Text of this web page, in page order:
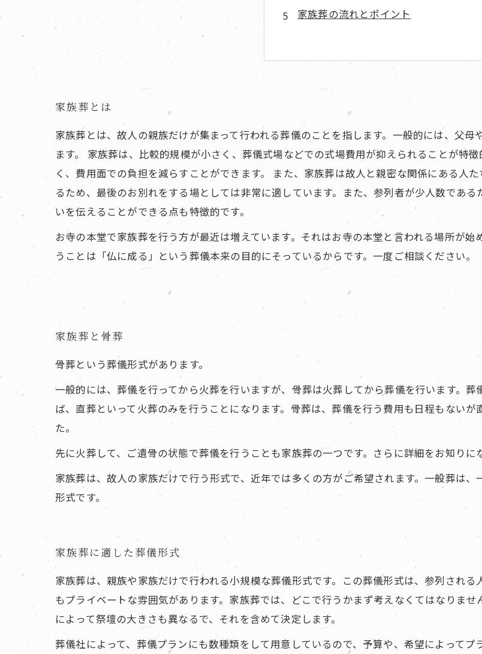
家族葬の流れとポイント
家族葬とは
家族葬とは、故人の親族だけが集まって行われる葬儀のことを指します。一般的には、父
ます。 家族葬は、比較的規模が小さく、葬儀式場などでの式場費用が抑えられることが特
く、費用面での負担を減らすことができます。 また、家族葬は故人と親密な関係にある人
るため、最後のお別れをする場としては非常に適しています。また、参列者が少人数であ
いを伝えることができる点も特徴的です。
お寺の本堂で家族葬を行う方が最近は増えています。それはお寺の本堂と言われる場所が
うことは「仏に成る」という葬儀本来の目的にそっているからです。一度ご相談ください。
家族葬と骨葬
骨葬という葬儀形式があります。
一般的には、葬儀を行ってから火葬を行いますが、骨葬は火葬してから葬儀を行います。
ば、直葬といって火葬のみを行うことになります。骨葬は、葬儀を行う費用も日程もない
た。
先に火葬して、ご遺骨の状態で葬儀を行うことも家族葬の一つです。さらに詳細をお知りに
家族葬は、故人の家族だけで行う形式で、近年では多くの方がご希望されます。一般葬は
形式です。
家族葬に適した葬儀形式
家族葬は、親族や家族だけで行われる小規模な葬儀形式です。この葬儀形式は、参列され
もプライベートな雰囲気があります。家族葬では、どこで行うかまず考えなくてはなりま
によって祭壇の大きさも異なるで、それを含めて決定します。
葬儀社によって、葬儀プランにも数種類をして用意しているので、予算や、希望によってプ